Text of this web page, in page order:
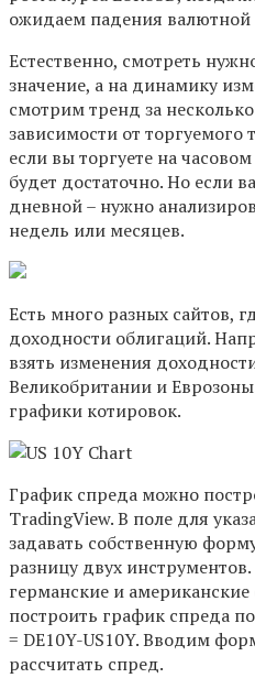
ожидаем падения
Естественно, смотреть
значение, а на динамику
смотрим тренд за
зависимости от
если вы торгуете на
будет достаточно. Но если
дневной – нужно
недель или месяцев.
Есть много разных сайтов,
доходности облигаций.
взять изменения
Великобритании и
графики котировок.
График спреда можно
TradingView. В поле для
задавать собственную
разницу двух
германские и
построить график спреда
= DE10Y-US10Y. Вводим
рассчитать спред.